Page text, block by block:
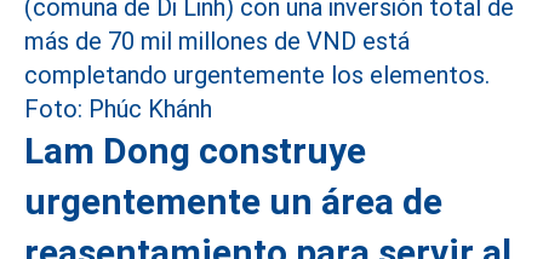
Lam Dong construye
urgentemente un área de